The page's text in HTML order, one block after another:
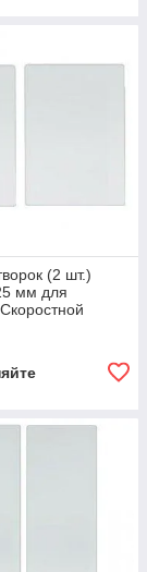
(2 шт.)
мм для
ST-01 ATG-